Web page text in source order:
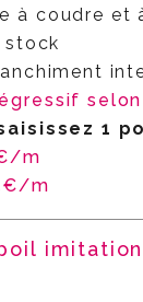
à coudre et
stock
1
m
m